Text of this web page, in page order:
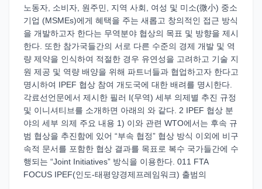
노동자, 소비자, 원주민, 지역 사회, 여성 및 미소(微小) 중소
기업 (MSMEs)에게 혜택을 주는 새롭고 창의적인 접근 방식
을 개발하고자 한다는 무역분야 협상의 목표 및 방향을 제시
한다. 또한 참가국들간의 서로 다른 수준의 경제 개발 및 역
량 제약을 인식하여 적절한 경우 유연성을 고려하고 기술 지
원 제공 및 역량 배양을 위해 파트너들과 협업하고자 한다고
명시하여 IPEF 협상 참여 개도국에 대한 배려를 명시한다.
각료선언문에서 제시한 필러 I(무역) 세부 의제별 추진 규정
및 이니셔티브를 소개하면 아래의 와 같다. 2 IPEF 협상 분
야의 세부 의제 주요 내용 1) 이와 관련 WTO에서는 후속 규
범 협상을 추진함에 있어 “부속 협정” 협상 방식 이외에 비구
속적 문서를 포함한 협상 결과를 목표로 복수 국가들간에 수
행되는 “Joint Initiatives” 방식을 이용한다. 011 FTA
FOCUS IPEF(인도-태평양경제프레임워크) 출범의